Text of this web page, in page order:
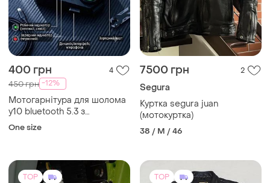
400 грн 4
450 грн -12%
Мотогарнітура для шолома
y10 bluetooth 5.3 з
динаміками та захистом
One size
7500 грн 2
Segura
Куртка segura juan
(мотокуртка)
38 / M / 46
TOP TOP